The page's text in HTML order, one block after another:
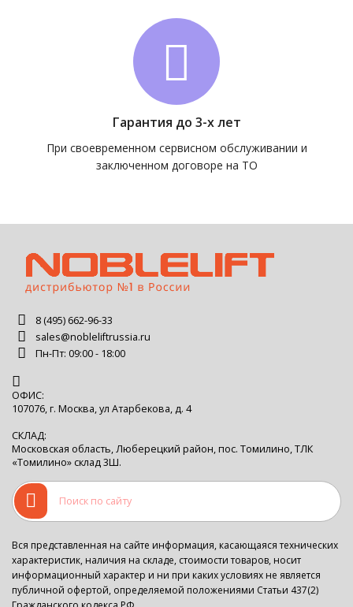
Гарантия до 3-х лет
При своевременном сервисном обслуживании и
заключенном договоре на ТО
8 (495) 662-96-33
sales@nobleliftrussia.ru
Пн-Пт: 09:00 - 18:00
ОФИС:
107076, г. Москва, ул Атарбекова, д. 4
СКЛАД:
Московская область, Люберецкий район, пос. Томилино, ТЛК
«Томилино» склад 3Ш.
Вся представленная на сайте информация, касающаяся технических
характеристик, наличия на складе, стоимости товаров, носит
информационный характер и ни при каких условиях не является
публичной офертой, определяемой положениями Статьи 437(2)